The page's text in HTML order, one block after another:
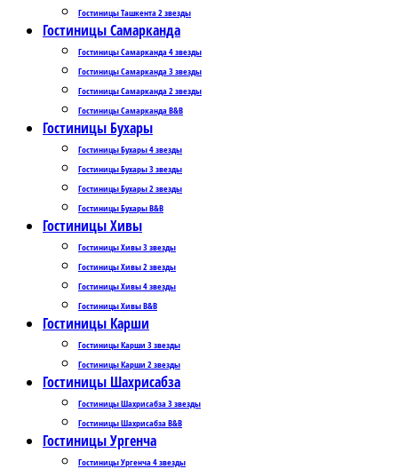
Гостиницы Ташкента 2 звезды
Гостиницы Самарканда
Гостиницы Самарканда 4 звезды
Гостиницы Самарканда 3 звезды
Гостиницы Самарканда 2 звезды
Гостиницы Самарканда B&B
Гостиницы Бухары
Гостиницы Бухары 4 звезды
Гостиницы Бухары 3 звезды
Гостиницы Бухары 2 звезды
Гостиницы Бухары B&B
Гостиницы Хивы
Гостиницы Хивы 3 звезды
Гостиницы Хивы 2 звезды
Гостиницы Хивы 4 звезды
Гостиницы Хивы B&B
Гостиницы Карши
Гостиницы Карши 3 звезды
Гостиницы Карши 2 звезды
Гостиницы Шахрисабза
Гостиницы Шахрисабза 3 звезды
Гостиницы Шахрисабза B&B
Гостиницы Ургенча
Гостиницы Ургенча 4 звезды